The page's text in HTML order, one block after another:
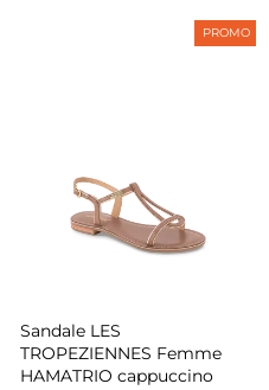
PROMO
Sandale LES
TROPEZIENNES Femme
HAMATRIO cappuccino